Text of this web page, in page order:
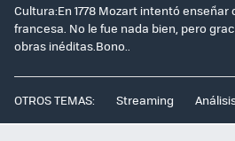
Cultura:En 1778 Mozart intentó
francesa. No le fue nada bien, pero
obras inéditas.Bono..
OTROS TEMAS: Streaming